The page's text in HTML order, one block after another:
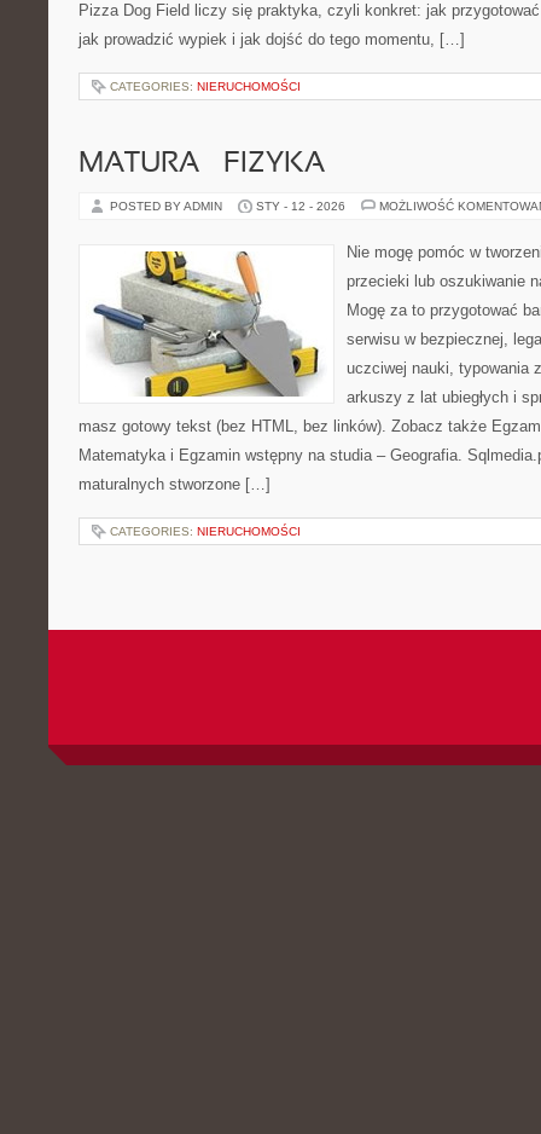
Pizza Dog Field liczy się praktyka, czyli konkret: jak
jak prowadzić wypiek i jak dojść do tego momentu, […]
CATEGORIES: NIERUCHOMOŚCI
MATURA – FIZYKA
POSTED BY ADMIN STY - 12 - 2026 MOŻLIWOŚĆ
Nie mogę pomóc w
przecieki lub oszukiwanie
Mogę za to przygotować
serwisu w bezpiecznej,
uczciwej nauki, typowania
arkuszy z lat ubiegłych i
masz gotowy tekst (bez HTML, bez linków). Zobacz także
Matematyka i Egzamin wstępny na studia – Geografia.
maturalnych stworzone […]
CATEGORIES: NIERUCHOMOŚCI